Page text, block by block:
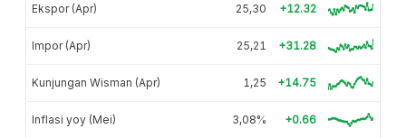
Ekspor (Apr) 25,30 +12.32
Impor (Apr) 25,21 +31.28
Kunjungan Wisman (Apr) 1,25 +14.75
Inflasi yoy (Mei) 3,08% +0.66